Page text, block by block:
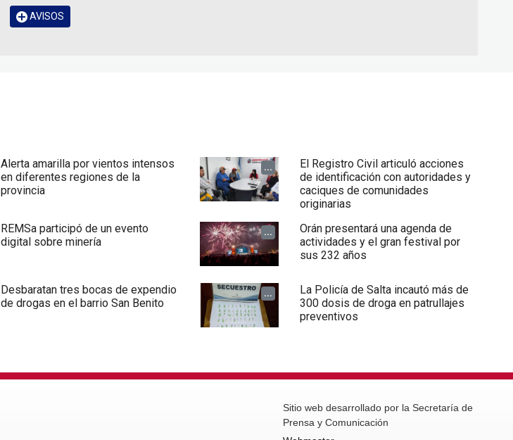
AVISOS
Alerta amarilla por vientos intensos
en diferentes regiones de la
provincia
...
El Registro Civil articuló acciones
de identificación con autoridades y
caciques de comunidades
originarias
REMSa participó de un evento
digital sobre minería
...
Orán presentará una agenda de
actividades y el gran festival por
sus 232 años
Desbaratan tres bocas de expendio
de drogas en el barrio San Benito
...
La Policía de Salta incautó más de
300 dosis de droga en patrullajes
preventivos
Sitio web desarrollado por la Secretaría de
Prensa y Comunicación